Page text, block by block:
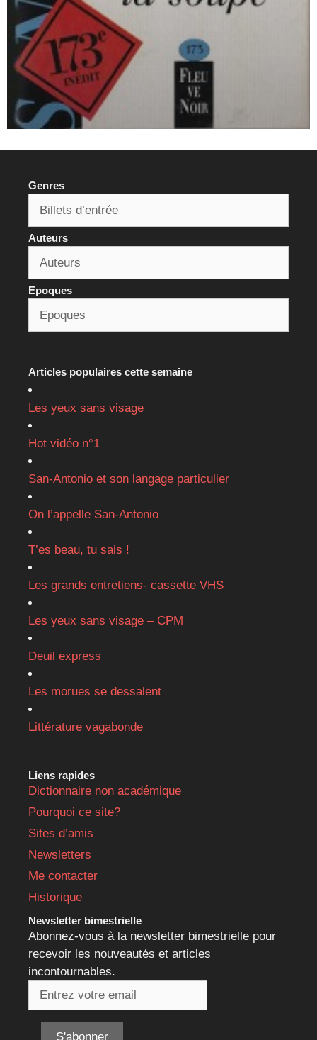
Genres
Auteurs
Epoques
Articles populaires cette semaine
Les yeux sans visage
Hot vidéo n°1
San-Antonio et son langage particulier
On l’appelle San-Antonio
T’es beau, tu sais !
Les grands entretiens- cassette VHS
Les yeux sans visage – CPM
Deuil express
Les morues se dessalent
Littérature vagabonde
Liens rapides
Dictionnaire non académique
Pourquoi ce site?
Sites d’amis
Newsletters
Me contacter
Historique
Newsletter bimestrielle
Abonnez-vous à la newsletter bimestrielle pour
recevoir les nouveautés et articles
incontournables.